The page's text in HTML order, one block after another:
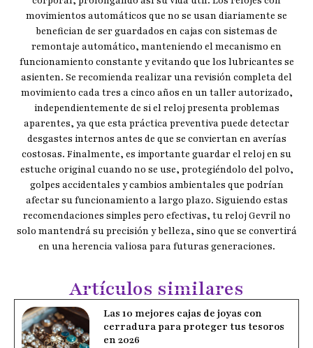
movimientos automáticos que no se usan diariamente se
benefician de ser guardados en cajas con sistemas de
remontaje automático, manteniendo el mecanismo en
funcionamiento constante y evitando que los lubricantes se
asienten. Se recomienda realizar una revisión completa del
movimiento cada tres a cinco años en un taller autorizado,
independientemente de si el reloj presenta problemas
aparentes, ya que esta práctica preventiva puede detectar
desgastes internos antes de que se conviertan en averías
costosas. Finalmente, es importante guardar el reloj en su
estuche original cuando no se use, protegiéndolo del polvo,
golpes accidentales y cambios ambientales que podrían
afectar su funcionamiento a largo plazo. Siguiendo estas
recomendaciones simples pero efectivas, tu reloj Gevril no
solo mantendrá su precisión y belleza, sino que se convertirá
en una herencia valiosa para futuras generaciones.
Artículos similares
Las 10 mejores cajas de joyas con
cerradura para proteger tus tesoros
en 2026